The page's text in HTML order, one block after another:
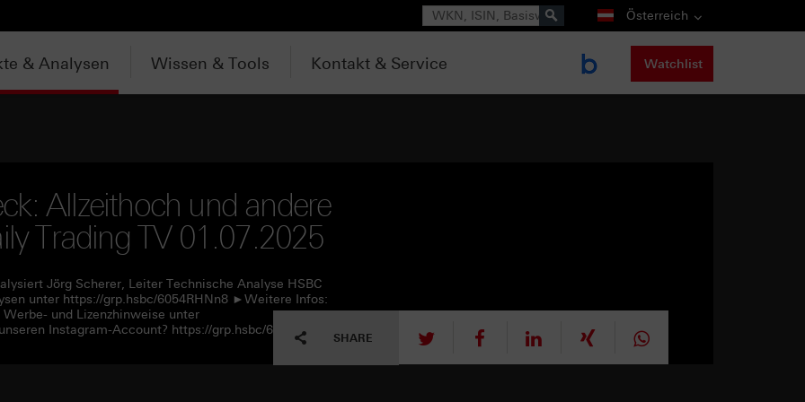
Suche Österreich
& Analysen Wissen & Tools Kontakt & Service Watchlist
Allzeithoch und andere
Trading TV 01.07.2025
Jörg Scherer, Leiter Technische Analyse HSBC
unter https://grp.hsbc/6054RHNn8 ►Weitere Infos:
und Lizenzhinweise unter
Instagram-Account? https://grp.hsbc/6057RHNn1
SHARE tweet mitteilen